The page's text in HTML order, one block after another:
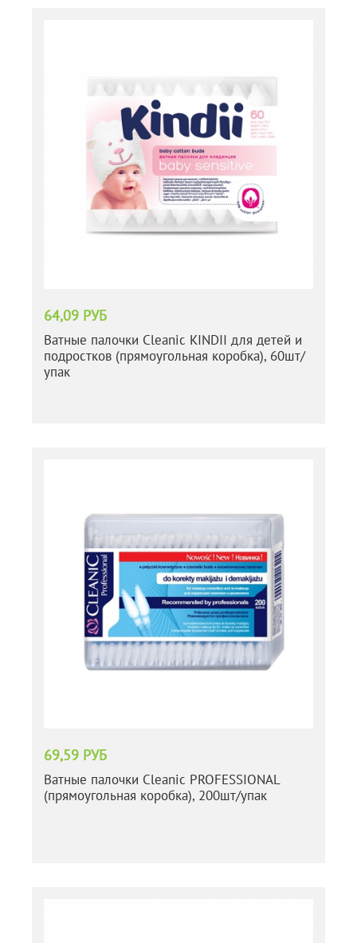
64,09 РУБ
Ватные палочки Cleanic KINDII для детей и
подростков (прямоугольная коробка), 60шт/
упак
69,59 РУБ
Ватные палочки Cleanic PROFESSIONAL
(прямоугольная коробка), 200шт/упак